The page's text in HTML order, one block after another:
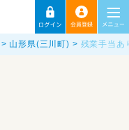
山形県(三川町) 残業手当あ